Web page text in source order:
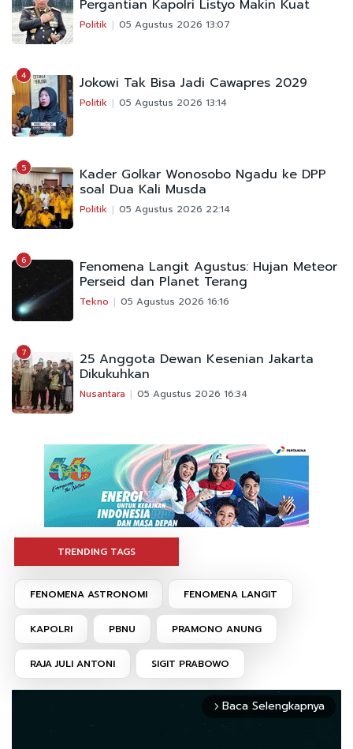
Pergantian Kapolri Listyo Makin Kuat
Politik 05 Agustus 2026 13:07
4 Jokowi Tak Bisa Jadi Cawapres 2029
Politik 05 Agustus 2026 13:14
5 Kader Golkar Wonosobo Ngadu ke DPP
soal Dua Kali Musda
Politik 05 Agustus 2026 22:14
6 Fenomena Langit Agustus: Hujan Meteor
Perseid dan Planet Terang
Tekno 05 Agustus 2026 16:16
7 25 Anggota Dewan Kesenian Jakarta
Dikukuhkan
Nusantara 05 Agustus 2026 16:34
TRENDING TAGS
FENOMENA ASTRONOMI FENOMENA LANGIT
KAPOLRI PBNU PRAMONO ANUNG
RAJA JULI ANTONI SIGIT PRABOWO
arrow_forward_ios Baca Selengkapnya